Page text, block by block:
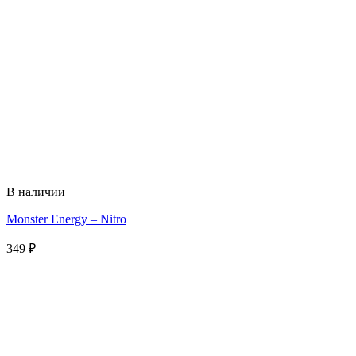
В наличии
Monster Energy – Nitro
349 ₽